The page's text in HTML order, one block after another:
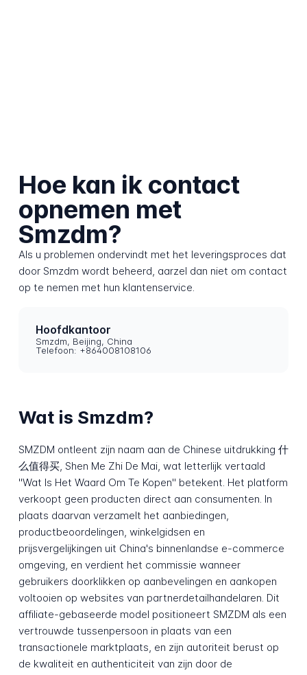
Hoe kan ik contact
opnemen met
Smzdm?
Als u problemen ondervindt met het leveringsproces dat
door Smzdm wordt beheerd, aarzel dan niet om contact
op te nemen met hun klantenservice.
Hoofdkantoor
Smzdm, Beijing, China
Telefoon: +864008108106
Wat is Smzdm?
SMZDM ontleent zijn naam aan de Chinese uitdrukking 什
么值得买, Shen Me Zhi De Mai, wat letterlijk vertaald
"Wat Is Het Waard Om Te Kopen" betekent. Het platform
verkoopt geen producten direct aan consumenten. In
plaats daarvan verzamelt het aanbiedingen,
productbeoordelingen, winkelgidsen en
prijsvergelijkingen uit China's binnenlandse e-commerce
omgeving, en verdient het commissie wanneer
gebruikers doorklikken op aanbevelingen en aankopen
voltooien op websites van partnerdetailhandelaren. Dit
affiliate-gebaseerde model positioneert SMZDM als een
vertrouwde tussenpersoon in plaats van een
transactionele marktplaats, en zijn autoriteit berust op
de kwaliteit en authenticiteit van zijn door de